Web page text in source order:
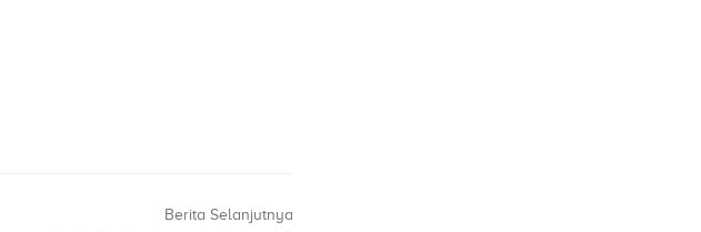
Berita Selanjutnya